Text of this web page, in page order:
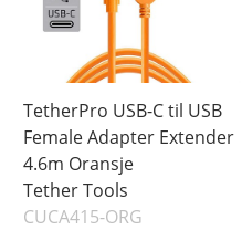
TetherPro USB-C til USB
Female Adapter Extender
4.6m Oransje
Tether Tools
CUCA415-ORG